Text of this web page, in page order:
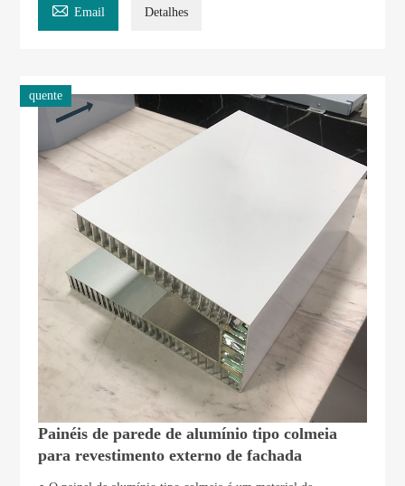
 Email Detalhes
quente
Painéis de parede de alumínio tipo colmeia
para revestimento externo de fachada